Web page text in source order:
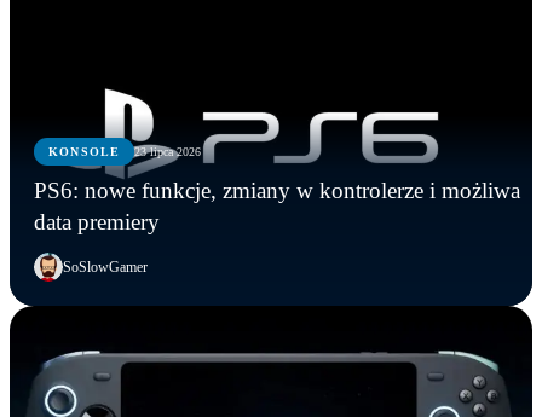
KONSOLE 23 lipca 2026
PS6: nowe funkcje, zmiany w kontrolerze i możliwa
data premiery
SoSlowGamer